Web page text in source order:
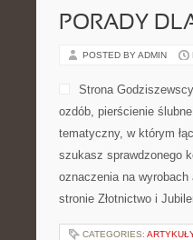
PORADY
POSTED BY ADMIN
Strona
ozdób, pierścienie
tematyczny, w którym
szukasz sprawdzonego
oznaczenia na
stronie Złotnictwo i
CATEGORIES: